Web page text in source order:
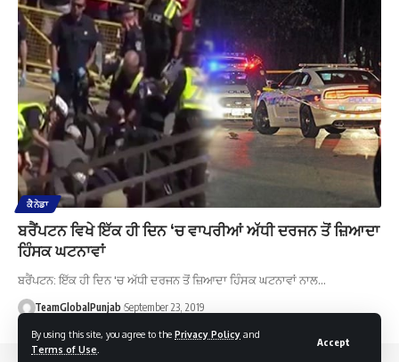
By using this site, you agree to the Privacy Policy and
Terms of Use
Accept
ਕੈਨੇਡਾ
ਬਰੈਂਪਟਨ ਵਿਖੇ ਇੱਕ ਹੀ ਦਿਨ ‘ਚ ਵਾਪਰੀਆਂ ਅੱਧੀ ਦਰਜਨ ਤੋਂ ਜ਼ਿਆਦਾ
ਹਿੰਸਕ ਘਟਨਾਵਾਂ
ਬਰੈਂਪਟਨ: ਇੱਕ ਹੀ ਦਿਨ 'ਚ ਅੱਧੀ ਦਰਜਨ ਤੋਂ ਜ਼ਿਆਦਾ ਹਿੰਸਕ ਘਟਨਾਵਾਂ ਨਾਲ…
TeamGlobalPunjab September 23, 2019